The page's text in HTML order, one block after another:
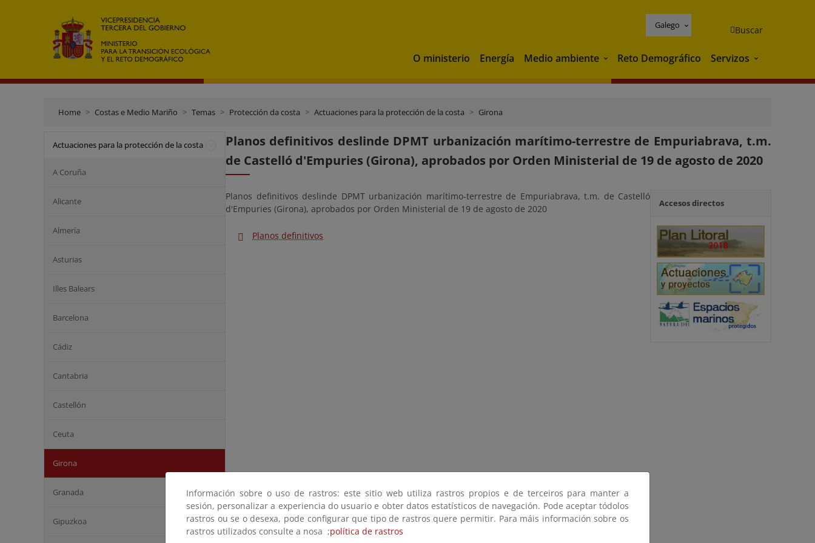
Galego Buscar
O ministerio Energía Medio ambiente Medio ambiente
Reto Demográfico Servizos Servizos
Home Costas e Medio Mariño Temas Protección da costa Actuaciones para la protección de la costa Girona
Actuaciones para la protección de la costa
A Coruña
Alicante
Almería
Asturias
Illes Balears
Barcelona
Cádiz
Cantabria
Castellón
Ceuta
Girona
Granada
Gipuzkoa
Planos definitivos deslinde DPMT urbanización marítimo-terrestre de Empuriabrava, t.m.
de Castelló d'Empuries (Girona), aprobados por Orden Ministerial de 19 de agosto de 2020
Planos definitivos deslinde DPMT urbanización marítimo-terrestre de Empuriabrava, t.m. de Castelló
d'Empuries (Girona), aprobados por Orden Ministerial de 19 de agosto de 2020
Planos definitivos
Accesos directos
Información sobre o uso de rastros: este sitio web utiliza rastros propios e de terceiros para manter a
sesión, personalizar a experiencia do usuario e obter datos estatísticos de navegación. Pode aceptar tódolos
rastros ou se o desexa, pode configurar que tipo de rastros quere permitir. Para máis información sobre os
rastros utilizados consulte a nosa ;política de rastros